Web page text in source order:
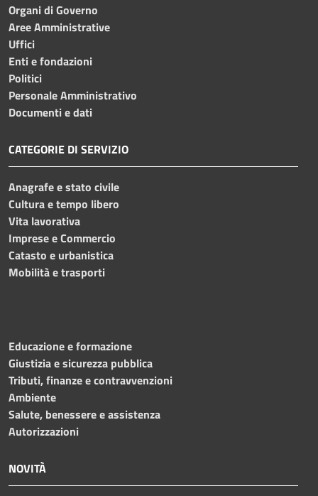
Organi di Governo
Aree Amministrative
Uffici
Enti e fondazioni
Politici
Personale Amministrativo
Documenti e dati
CATEGORIE DI SERVIZIO
Anagrafe e stato civile
Cultura e tempo libero
Vita lavorativa
Imprese e Commercio
Catasto e urbanistica
Mobilità e trasporti
Educazione e formazione
Giustizia e sicurezza pubblica
Tributi, finanze e contravvenzioni
Ambiente
Salute, benessere e assistenza
Autorizzazioni
NOVITÀ